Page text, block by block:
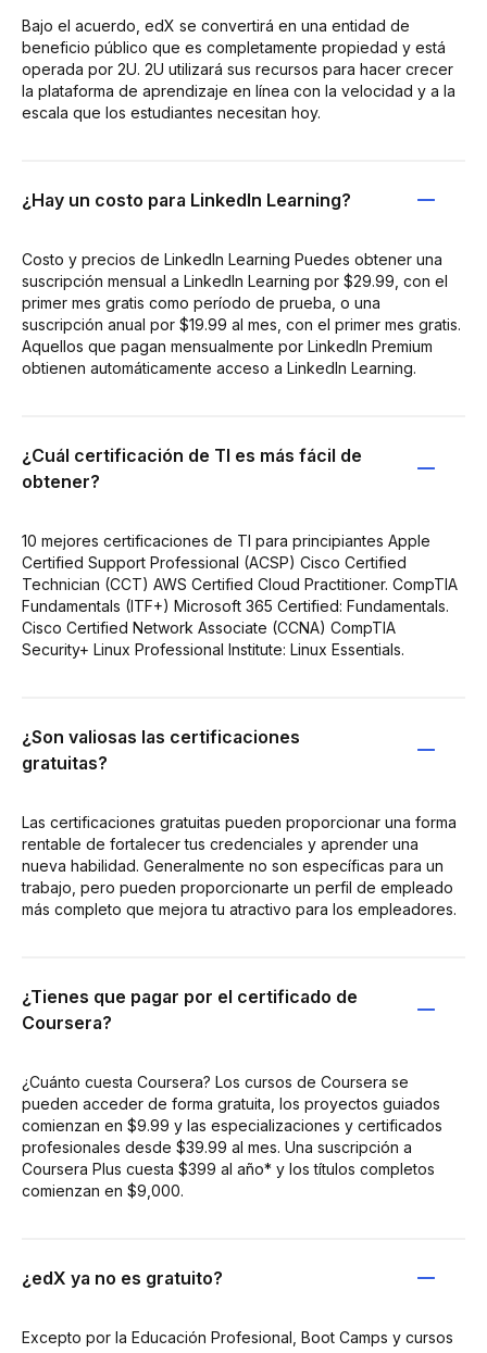
Bajo el acuerdo, edX se convertirá en una entidad de
beneficio público que es completamente propiedad y está
operada por 2U. 2U utilizará sus recursos para hacer crecer
la plataforma de aprendizaje en línea con la velocidad y a la
escala que los estudiantes necesitan hoy.
¿Hay un costo para LinkedIn Learning?
Costo y precios de LinkedIn Learning Puedes obtener una
suscripción mensual a LinkedIn Learning por $29.99, con el
primer mes gratis como período de prueba, o una
suscripción anual por $19.99 al mes, con el primer mes gratis.
Aquellos que pagan mensualmente por LinkedIn Premium
obtienen automáticamente acceso a LinkedIn Learning.
¿Cuál certificación de TI es más fácil de
obtener?
10 mejores certificaciones de TI para principiantes Apple
Certified Support Professional (ACSP) Cisco Certified
Technician (CCT) AWS Certified Cloud Practitioner. CompTIA
Fundamentals (ITF+) Microsoft 365 Certified: Fundamentals.
Cisco Certified Network Associate (CCNA) CompTIA
Security+ Linux Professional Institute: Linux Essentials.
¿Son valiosas las certificaciones
gratuitas?
Las certificaciones gratuitas pueden proporcionar una forma
rentable de fortalecer tus credenciales y aprender una
nueva habilidad. Generalmente no son específicas para un
trabajo, pero pueden proporcionarte un perfil de empleado
más completo que mejora tu atractivo para los empleadores.
¿Tienes que pagar por el certificado de
Coursera?
¿Cuánto cuesta Coursera? Los cursos de Coursera se
pueden acceder de forma gratuita, los proyectos guiados
comienzan en $9.99 y las especializaciones y certificados
profesionales desde $39.99 al mes. Una suscripción a
Coursera Plus cuesta $399 al año* y los títulos completos
comienzan en $9,000.
¿edX ya no es gratuito?
Excepto por la Educación Profesional, Boot Camps y cursos